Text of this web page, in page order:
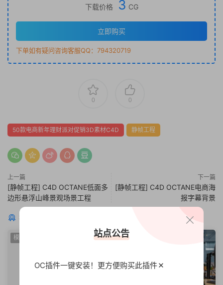
下载价格 3 CG
立即购买
下单如有疑问咨询客服QQ：794320719
0 0
50款电商新年理财派对促销3D素材C4D 静帧工程
上一篇
[静帧工程] C4D OCTANE低面多
边形悬浮山峰景观场景工程
下一篇
[静帧工程] C4D OCTANE电商海
报字幕背景
猜你喜欢
模型 Arnold阿诺德
站点公告
OC插件一键安装！更方便购买此插件